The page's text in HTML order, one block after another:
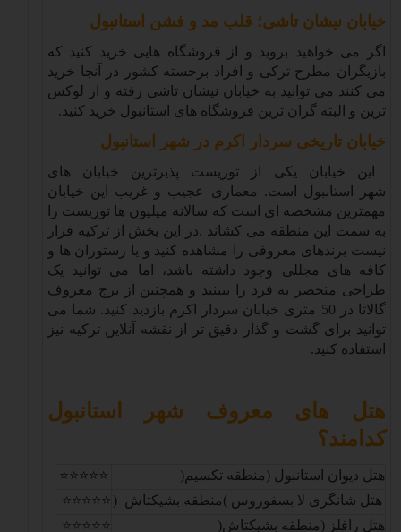
خیابان نیشان تاشی؛ قلب مد و فشن استانبول
اگر می خواهید بروید و از فروشگاه هایی خرید کنید که
بازیگران مطرح ترکی و افراد برجسته کشور در آنجا خرید
می کنند می توانید به خیابان نیشان تاشی رفته و از لوکس
ترین و البته گران ترین فروشگاه های استانبول خرید کنید.
خیابان تاریخی سردار اکرم در شهر استانبول
این خیابان یکی از توریست پذیرترین خیابان های
شهر استانبول است. معماری عجیب و غریب این خیابان
مهمترین مشخصه ای است که سالانه میلیون ها توریست را
به سمت این منطقه می کشاند .در این بخش از ترکیه قرار
نیست برندهای معروفی را مشاهده کنید و یا رستوران ها و
کافه های مجللی وجود داشته باشد، اما می توانید یک
طراحی منحصر به فرد را ببینید و همچنین از برج معروف
گالاتا در 50 متری خیابان سردار اکرم بازدید کنید. شما می
توانید برای گشت و گذار دقیق تر از نقشه آنلاین ترکیه نیز
استفاده کنید.
هتل های معروف شهر استانبول
کدامند؟
هتل دیوان استانبول (منطقه تکسیم)
⭐⭐⭐⭐⭐
هتل شانگری لا بسفوروس (منطقه بشیکتاش )
⭐⭐⭐⭐⭐
هتل رافلز (منطقه بشیکتاش)
⭐⭐⭐⭐⭐